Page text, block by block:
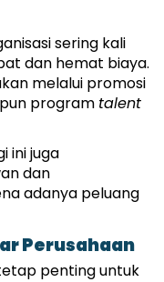
sering kali
dan hemat biaya.
melalui promosi
program talent
ini juga
dan
adanya peluang
Perusahaan
penting untuk